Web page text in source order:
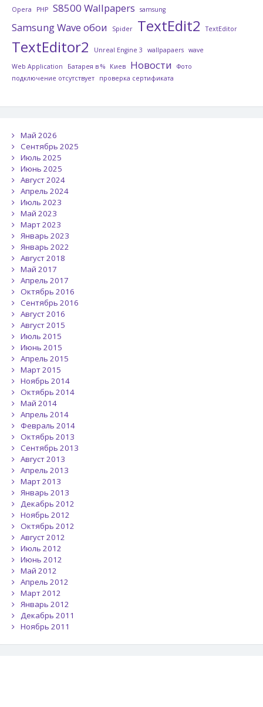
Opera
PHP S8500 Wallpapers samsung
Samsung Wave обои Spider TextEdit2 TextEditor
TextEditor2 Unreal Engine 3 wallpapaers wave
Web Application
Батарея в % Киев Новости
Фото
подключение отсутствует
проверка сертификата
Май 2026
Сентябрь 2025
Июль 2025
Июнь 2025
Август 2024
Апрель 2024
Июль 2023
Май 2023
Март 2023
Январь 2023
Январь 2022
Август 2018
Май 2017
Апрель 2017
Октябрь 2016
Сентябрь 2016
Август 2016
Август 2015
Июль 2015
Июнь 2015
Апрель 2015
Март 2015
Ноябрь 2014
Октябрь 2014
Май 2014
Апрель 2014
Февраль 2014
Октябрь 2013
Сентябрь 2013
Август 2013
Апрель 2013
Март 2013
Январь 2013
Декабрь 2012
Ноябрь 2012
Октябрь 2012
Август 2012
Июль 2012
Июнь 2012
Май 2012
Апрель 2012
Март 2012
Январь 2012
Декабрь 2011
Ноябрь 2011